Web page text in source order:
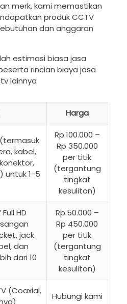
merk, kami memastikan
produk CCTV
dan anggaran
estimasi biasa jasa
rincian biaya jasa
lainnya
Harga
kabel,
untuk 1-5
Rp.100.000 –
Rp 350.000
per titik
(tergantung
tingkat
kesulitan)
HD
jack
dan
dari 10
Rp.50.000 –
Rp 450.000
per titik
(tergantung
tingkat
kesulitan)
(Coaxial,
Hubungi kami